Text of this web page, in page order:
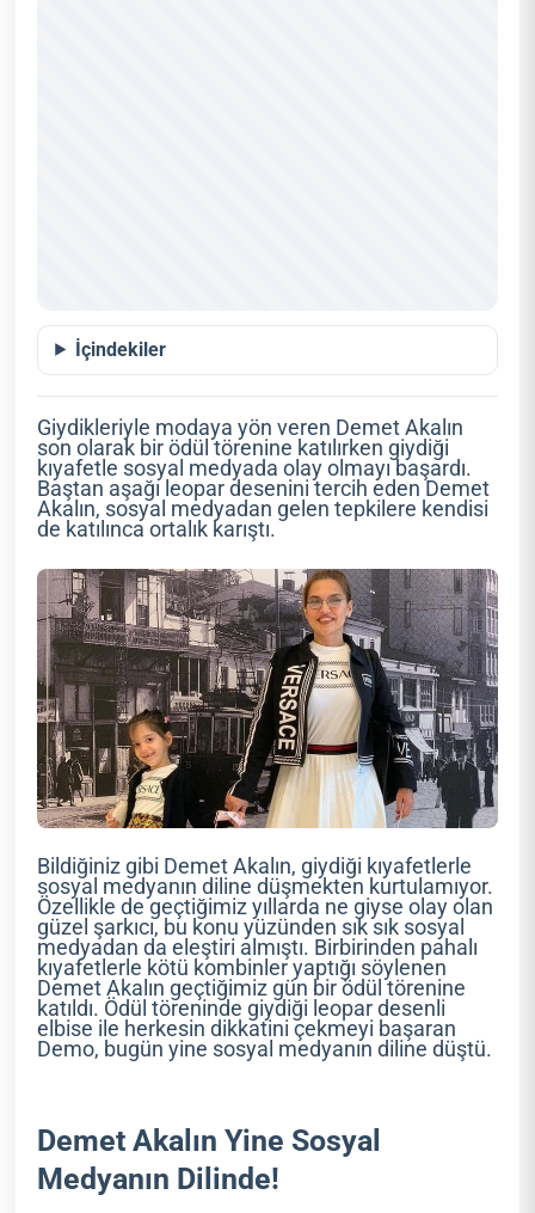
İçindekiler
Giydikleriyle modaya yön veren Demet Akalın
son olarak bir ödül törenine katılırken giydiği
kıyafetle sosyal medyada olay olmayı başardı.
Baştan aşağı leopar desenini tercih eden Demet
Akalın, sosyal medyadan gelen tepkilere kendisi
de katılınca ortalık karıştı.
Bildiğiniz gibi Demet Akalın, giydiği kıyafetlerle
sosyal medyanın diline düşmekten kurtulamıyor.
Özellikle de geçtiğimiz yıllarda ne giyse olay olan
güzel şarkıcı, bu konu yüzünden sık sık sosyal
medyadan da eleştiri almıştı. Birbirinden pahalı
kıyafetlerle kötü kombinler yaptığı söylenen
Demet Akalın geçtiğimiz gün bir ödül törenine
katıldı. Ödül töreninde giydiği leopar desenli
elbise ile herkesin dikkatini çekmeyi başaran
Demo, bugün yine sosyal medyanın diline düştü.
Demet Akalın Yine Sosyal
Medyanın Dilinde!